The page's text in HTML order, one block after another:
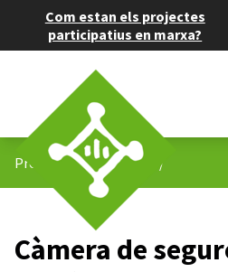
Com estan els projectes
participatius en marxa?
Projectes participatius /
Càmera de